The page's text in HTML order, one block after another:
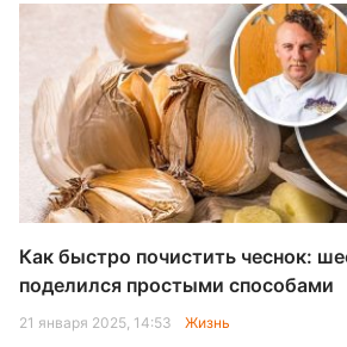
Как быстро почистить чеснок:
поделился простыми способами
21 января 2025, 14:53 Жизнь